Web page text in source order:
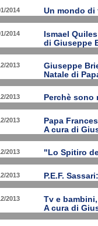
2014 Un mondo di
2014
Ismael
di Giuseppe
2013
Giuseppe
Natale di
2013 Perchè sono
2013
Papa
A cura di
2013 "Lo Spitiro
2013 P.E.F.
2013
Tv e
A cura di